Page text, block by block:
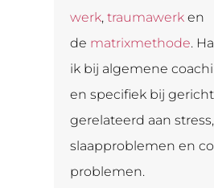
werk,traumawerk en
de matrixmethode.
ik bij algemene
en specifiek bij
gerelateerd aan
slaapproblemen en
problemen.